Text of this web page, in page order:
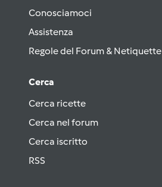
Conosciamoci
Assistenza
Regole del Forum & Netiquette
Cerca
Cerca ricette
Cerca nel forum
Cerca iscritto
RSS